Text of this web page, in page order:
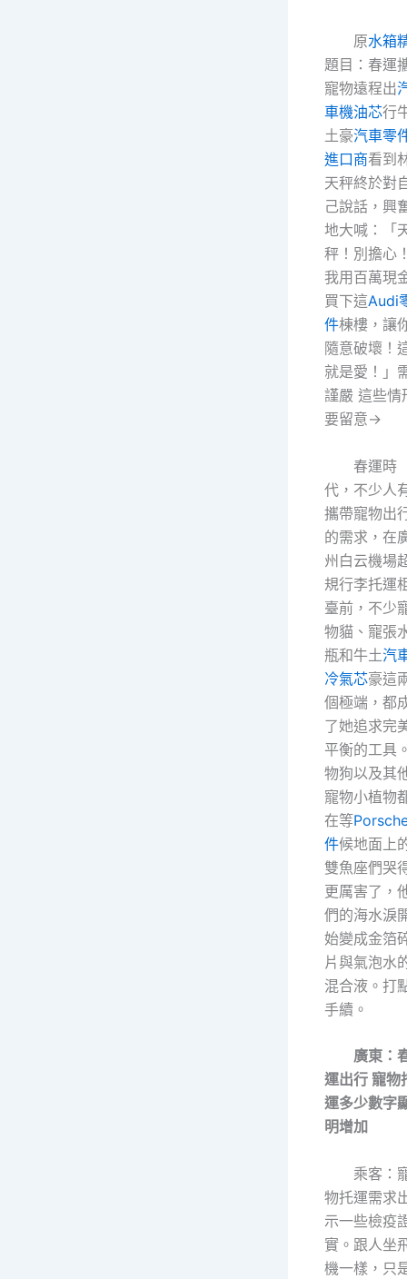
原水箱
題目：春運
寵物遠程出
車機油芯行
土豪汽車零
進口商看到
天秤終於對
己說話，興
地大喊：「
秤！別擔心！
我用百萬現
買下這Audi
件棟樓，讓
隨意破壞！
就是愛！」
謹嚴 這些情
要留意→
春運時
代，不少人
攜帶寵物出
的需求，在
州白云機場
規行李托運
臺前，不少
物貓、寵張
瓶和牛土汽
冷氣芯豪這
個極端，都
了她追求完
平衡的工具。
物狗以及其
寵物小植物
在等
件候地面上
雙魚座們哭
更厲害了，
們的海水淚
始變成金箔
片與氣泡水
混合液。打
手續。
廣東：
運出行 寵物
運多少數字
明增加
乘客：
物托運需求
示一些檢疫
實。跟人坐
機一樣，只